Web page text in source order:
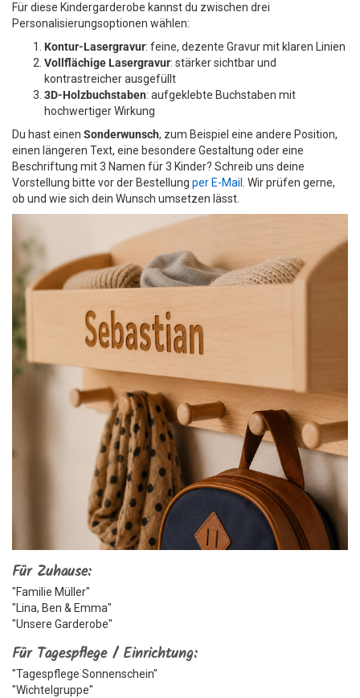
Für diese Kindergarderobe kannst du zwischen drei
Personalisierungsoptionen wählen:
Kontur-Lasergravur: feine, dezente Gravur mit klaren Linien
Vollflächige Lasergravur: stärker sichtbar und
kontrastreicher ausgefüllt
3D-Holzbuchstaben: aufgeklebte Buchstaben mit
hochwertiger Wirkung
Du hast einen Sonderwunsch, zum Beispiel eine andere Position,
einen längeren Text, eine besondere Gestaltung oder eine
Beschriftung mit 3 Namen für 3 Kinder? Schreib uns deine
Vorstellung bitte vor der Bestellung per E-Mail
. Wir prüfen gerne,
ob und wie sich dein Wunsch umsetzen lässt.
Für Zuhause:
"Familie Müller"
"Lina, Ben & Emma"
"Unsere Garderobe"
Für Tagespflege / Einrichtung:
"Tagespflege Sonnenschein"
"Wichtelgruppe"